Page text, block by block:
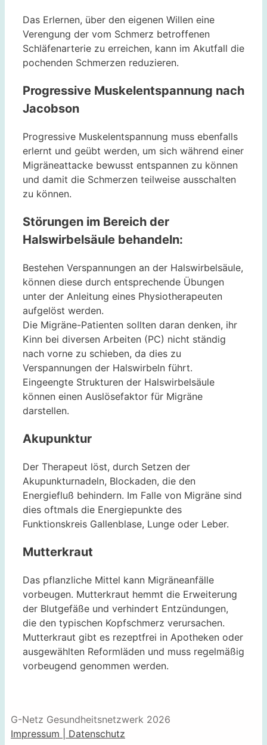
Das Erlernen, über den eigenen Willen eine
Verengung der vom Schmerz betroffenen
Schläfenarterie zu erreichen, kann im Akutfall die
pochenden Schmerzen reduzieren.
Progressive Muskelentspannung nach
Jacobson
Progressive Muskelentspannung muss ebenfalls
erlernt und geübt werden, um sich während einer
Migräneattacke bewusst entspannen zu können
und damit die Schmerzen teilweise ausschalten
zu können.
Störungen im Bereich der
Halswirbelsäule behandeln:
Bestehen Verspannungen an der Halswirbelsäule,
können diese durch entsprechende Übungen
unter der Anleitung eines Physiotherapeuten
aufgelöst werden.
Die Migräne-Patienten sollten daran denken, ihr
Kinn bei diversen Arbeiten (PC) nicht ständig
nach vorne zu schieben, da dies zu
Verspannungen der Halswirbeln führt.
Eingeengte Strukturen der Halswirbelsäule
können einen Auslösefaktor für Migräne
darstellen.
Akupunktur
Der Therapeut löst, durch Setzen der
Akupunkturnadeln, Blockaden, die den
Energiefluß behindern. Im Falle von Migräne sind
dies oftmals die Energiepunkte des
Funktionskreis Gallenblase, Lunge oder Leber.
Mutterkraut
Das pflanzliche Mittel kann Migräneanfälle
vorbeugen. Mutterkraut hemmt die Erweiterung
der Blutgefäße und verhindert Entzündungen,
die den typischen Kopfschmerz verursachen.
Mutterkraut gibt es rezeptfrei in Apotheken oder
ausgewählten Reformläden und muss regelmäßig
vorbeugend genommen werden.
G-Netz Gesundheitsnetzwerk 2026
Impressum | Datenschutz